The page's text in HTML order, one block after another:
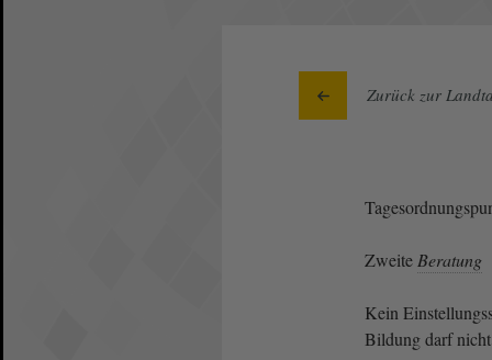
Zurück zur
Zweite Beratung
Kein
Bildung darf